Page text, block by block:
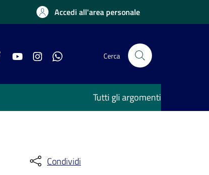
Accedi all'area personale
Cerca
Tutti gli argomenti
Condividi